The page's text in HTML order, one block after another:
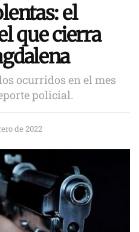
el
que cierra
ocurridos en el mes
policial.
de 2022